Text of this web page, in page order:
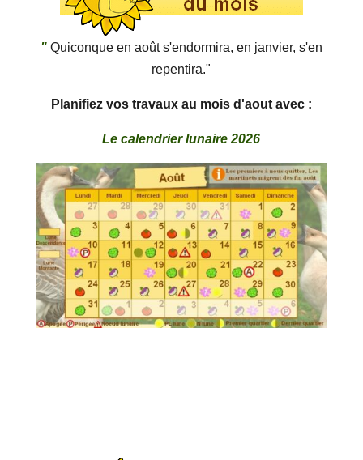
"Quiconque en août s'endormira, en janvier, s'en
repentira."
Planifiez vos travaux au mois d'aout avec :
Le calendrier lunaire 2026